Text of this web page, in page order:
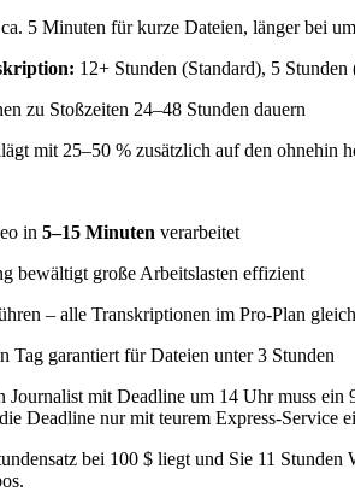
ca. 5 Minuten für kurze Dateien, länger bei
12+ Stunden (Standard), 5
zu Stoßzeiten 24–48 Stunden dauern
mit 25–50 % zusätzlich auf den ohnehin
in 5–15 Minuten verarbeitet
bewältigt große Arbeitslasten effizient
– alle Transkriptionen im Pro-Plan
Tag garantiert für Dateien unter 3 Stunden
Journalist mit Deadline um 14 Uhr muss
Deadline nur mit teurem Express-Service
bei 100 $ liegt und Sie 11 Stunden